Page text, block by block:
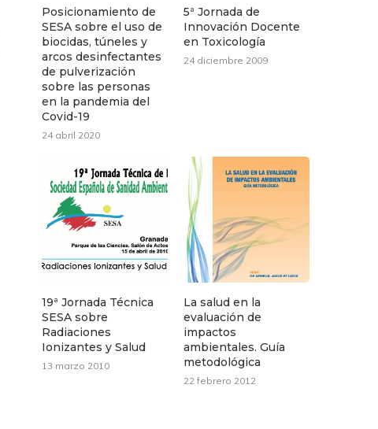
Posicionamiento de
SESA sobre el uso de
biocidas, túneles y
arcos desinfectantes
de pulverización
sobre las personas
en la pandemia del
Covid-19
24 abril 2020
5ª Jornada de
Innovación Docente
en Toxicología
24 diciembre 2009
19ª Jornada Técnica
SESA sobre
Radiaciones
Ionizantes y Salud
13 marzo 2010
La salud en la
evaluación de
impactos
ambientales. Guía
metodológica
22 febrero 2012